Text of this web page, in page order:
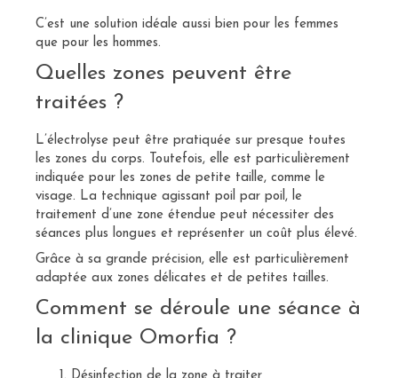
C’est une solution idéale aussi bien pour les femmes
que pour les hommes.
Quelles zones peuvent être
traitées ?
L’électrolyse peut être pratiquée sur presque toutes
les zones du corps. Toutefois, elle est particulièrement
indiquée pour les zones de petite taille, comme le
visage. La technique agissant poil par poil, le
traitement d’une zone étendue peut nécessiter des
séances plus longues et représenter un coût plus élevé.
Grâce à sa grande précision, elle est particulièrement
adaptée aux zones délicates et de petites tailles.
Comment se déroule une séance à
la clinique Omorfia ?
Désinfection de la zone à traiter